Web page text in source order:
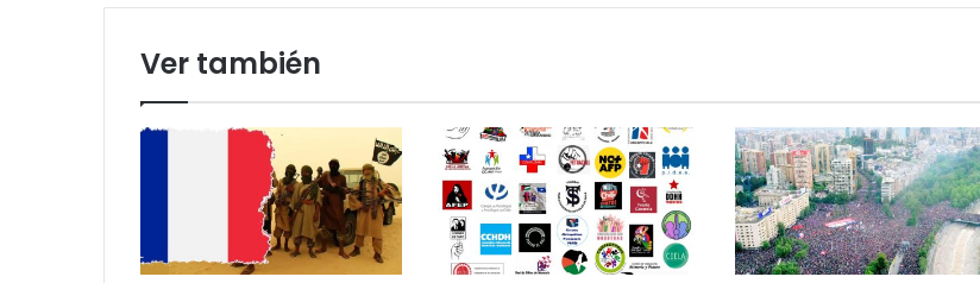
ocasión
la
en
Ucrania
dictar
Ver también